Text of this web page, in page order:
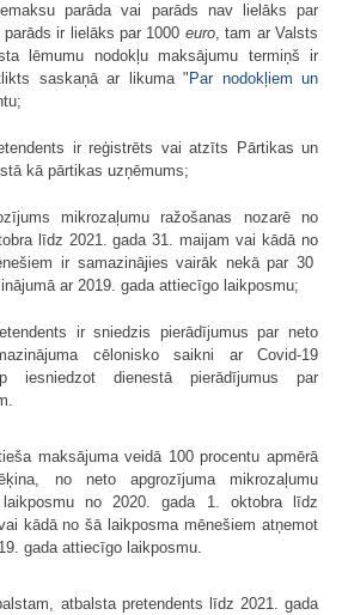
parāda vai parāds nav lielāks par
ir lielāks par 1000 euro, tam ar Valsts
lēmumu nodokļu maksājumu termiņš ir
saskaņā ar likuma " Par nodokļiem un
ir reģistrēts vai atzīts Pārtikas un
kā pārtikas uzņēmums;
mikrozaļumu ražošanas nozarē no
līdz 2021. gada 31. maijam vai kādā no
ir samazinājies vairāk nekā par 30
ar 2019. gada attiecīgo laikposmu;
ir sniedzis pierādījumus par neto
cēlonisko saikni ar Covid-19
iesniedzot dienestā pierādījumus par
maksājuma veidā 100 procentu apmērā
no neto apgrozījuma mikrozaļumu
no 2020. gada 1. oktobra līdz
kādā no šā laikposma mēnešiem atņemot
gada attiecīgo laikposmu.
atbalsta pretendents līdz 2021. gada